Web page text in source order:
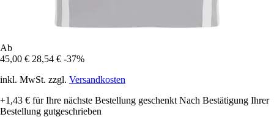
Ab
45,00 € 28,54 € -37%
inkl. MwSt. zzgl. Versandkosten
+1,43 € für Ihre nächste Bestellung geschenkt Nach Bestätigung Ihrer
Bestellung gutgeschrieben